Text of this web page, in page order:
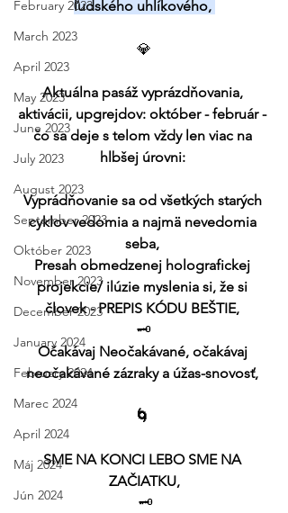
February 2023
March 2023
April 2023
May 2023
June 2023
July 2023
August 2023
September 2023
Október 2023
November 2023
December 2023
January 2024
February 2024
Marec 2024
April 2024
Máj 2024
Jún 2024
ľudského uhlíkového,
💎
Aktuálna pasáž vyprázdňovania,
aktivácii, upgrejdov: október - február -
čo sa deje s telom vždy len viac na
hlbšej úrovni:
Vyprádňovanie sa od všetkých starých
cyklov vedomia a najmä nevedomia
seba,
Presah obmedzenej holografickej
projekcie/ ilúzie myslenia si, že si
človek - PREPIS KÓDU BEŠTIE,
🗝️
Očakávaj Neočakávané, očakávaj
neočakávané zázraky a úžas-snovosť,
🌀
SME NA KONCI LEBO SME NA
ZAČIATKU,
🗝️